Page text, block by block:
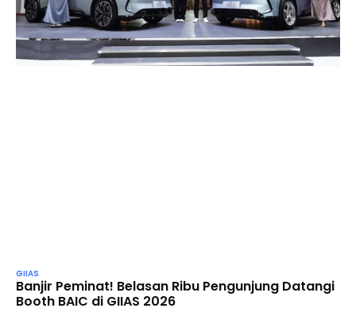
GIIAS
Banjir Peminat! Belasan Ribu Pengunjung Datangi
Booth BAIC di GIIAS 2026